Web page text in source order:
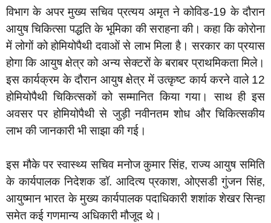
विभाग के अपर मुख्य सचिव प्रत्यय अमृत ने कोविड-19 के दौरान
आयुष चिकित्सा पद्धति के भूमिका की सराहना की। कहा कि कोरोना
में लोगों को होमियोपैथी दवाओं से लाभ मिला है। सरकार का प्रयास
होगा कि आयुष क्षेत्र को अन्य सेक्टरों के बराबर प्राथमिकता मिले।
इस कार्यक्रम के दौरान आयुष क्षेत्र में उत्कृष्ट कार्य करने वाले 12
होमियोपैथी चिकित्सकों को सम्मानित किया गया। साथ ही इस
अवसर पर होमियोपैथी से जुड़ी नवीनतम शोध और चिकित्सकीय
लाभ की जानकारी भी साझा की गई।
इस मौके पर स्वास्थ्य सचिव मनोज कुमार सिंह, राज्य आयुष समिति
के कार्यपालक निदेशक डॉ. आदित्य प्रकाश, ओएसडी गुंजन सिंह,
आयुष्मान भारत के मुख्य कार्यपालक पदाधिकारी शशांक शेखर सिन्हा
समेत कई गणमान्य अधिकारी मौजूद थे।